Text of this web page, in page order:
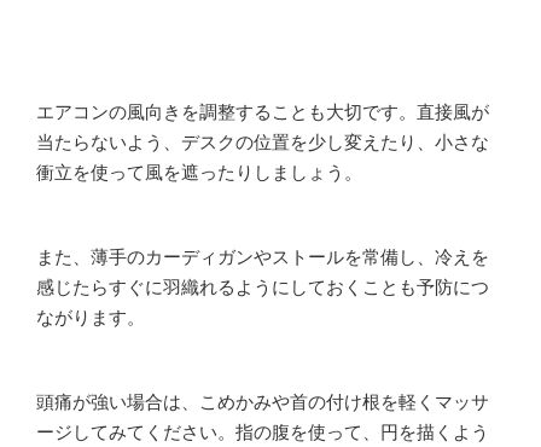
エアコンの風向きを調整することも大切です。直接風が
当たらないよう、デスクの位置を少し変えたり、小さな
衝立を使って風を遮ったりしましょう。
また、薄手のカーディガンやストールを常備し、冷えを
感じたらすぐに羽織れるようにしておくことも予防につ
ながります。
頭痛が強い場合は、こめかみや首の付け根を軽くマッサ
ージしてみてください。指の腹を使って、円を描くよう